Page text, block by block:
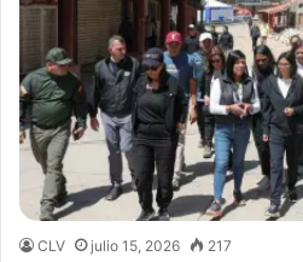
CLV julio 15, 2026 217